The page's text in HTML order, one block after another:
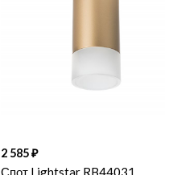
2 585
Спот Lightstar RB44031